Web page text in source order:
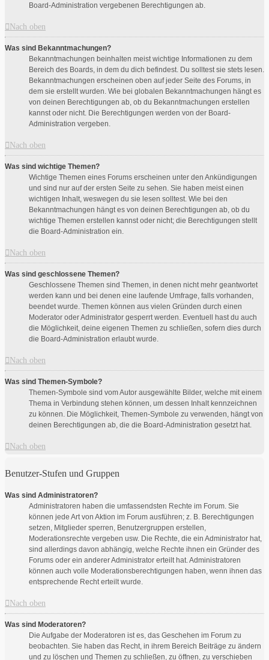
Board-Administration vergebenen Berechtigungen ab.
Nach oben
Was sind Bekanntmachungen?
Bekanntmachungen beinhalten meist wichtige Informationen zu dem
Bereich des Boards, in dem du dich befindest. Du solltest sie stets lesen.
Bekanntmachungen erscheinen oben auf jeder Seite des Forums, in
dem sie erstellt wurden. Wie bei globalen Bekanntmachungen hängt es
von deinen Berechtigungen ab, ob du Bekanntmachungen erstellen
kannst oder nicht. Die Berechtigungen werden von der Board-
Administration vergeben.
Nach oben
Was sind wichtige Themen?
Wichtige Themen eines Forums erscheinen unter den Ankündigungen
und sind nur auf der ersten Seite zu sehen. Sie haben meist einen
wichtigen Inhalt, weswegen du sie lesen solltest. Wie bei den
Bekanntmachungen hängt es von deinen Berechtigungen ab, ob du
wichtige Themen erstellen kannst oder nicht; die Berechtigungen stellt
die Board-Administration ein.
Nach oben
Was sind geschlossene Themen?
Geschlossene Themen sind Themen, in denen nicht mehr geantwortet
werden kann und bei denen eine laufende Umfrage, falls vorhanden,
beendet wurde. Themen können aus vielen Gründen durch einen
Moderator oder Administrator gesperrt werden. Eventuell hast du auch
die Möglichkeit, deine eigenen Themen zu schließen, sofern dies durch
die Board-Administration erlaubt wurde.
Nach oben
Was sind Themen-Symbole?
Themen-Symbole sind vom Autor ausgewählte Bilder, welche mit einem
Thema in Verbindung stehen können, um dessen Inhalt kennzeichnen
zu können. Die Möglichkeit, Themen-Symbole zu verwenden, hängt von
deinen Berechtigungen ab, die die Board-Administration gesetzt hat.
Nach oben
Benutzer-Stufen und Gruppen
Was sind Administratoren?
Administratoren haben die umfassendsten Rechte im Forum. Sie
können jede Art von Aktion im Forum ausführen; z. B. Berechtigungen
setzen, Mitglieder sperren, Benutzergruppen erstellen,
Moderationsrechte vergeben usw. Die Rechte, die ein Administrator hat,
sind allerdings davon abhängig, welche Rechte ihnen ein Gründer des
Forums oder ein anderer Administrator erteilt hat. Administratoren
können auch volle Moderationsberechtigungen haben, wenn ihnen das
entsprechende Recht erteilt wurde.
Nach oben
Was sind Moderatoren?
Die Aufgabe der Moderatoren ist es, das Geschehen im Forum zu
beobachten. Sie haben das Recht, in ihrem Bereich Beiträge zu ändern
und zu löschen und Themen zu schließen, zu öffnen, zu verschieben